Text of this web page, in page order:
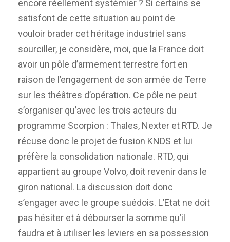
encore réellement systémier ? Si certains se
satisfont de cette situation au point de
vouloir brader cet héritage industriel sans
sourciller, je considère, moi, que la France doit
avoir un pôle d’armement terrestre fort en
raison de l’engagement de son armée de Terre
sur les théâtres d’opération. Ce pôle ne peut
s’organiser qu’avec les trois acteurs du
programme Scorpion : Thales, Nexter et RTD. Je
récuse donc le projet de fusion KNDS et lui
préfère la consolidation nationale. RTD, qui
appartient au groupe Volvo, doit revenir dans le
giron national. La discussion doit donc
s’engager avec le groupe suédois. L’Etat ne doit
pas hésiter et à débourser la somme qu’il
faudra et à utiliser les leviers en sa possession